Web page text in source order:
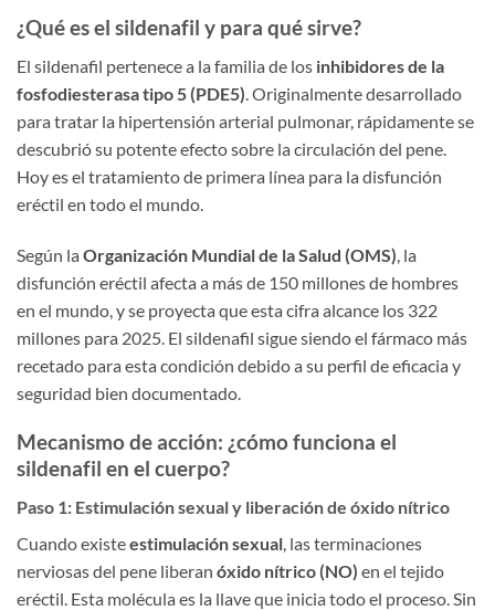
¿Qué es el sildenafil y para qué sirve?
El sildenafil pertenece a la familia de los inhibidores de la
fosfodiesterasa tipo 5 (PDE5). Originalmente desarrollado
para tratar la hipertensión arterial pulmonar, rápidamente se
descubrió su potente efecto sobre la circulación del pene.
Hoy es el tratamiento de primera línea para la disfunción
eréctil en todo el mundo.
Según la Organización Mundial de la Salud (OMS) , la
disfunción eréctil afecta a más de 150 millones de hombres
en el mundo, y se proyecta que esta cifra alcance los 322
millones para 2025. El sildenafil sigue siendo el fármaco más
recetado para esta condición debido a su perfil de eficacia y
seguridad bien documentado.
Mecanismo de acción: ¿cómo funciona el
sildenafil en el cuerpo?
Paso 1: Estimulación sexual y liberación de óxido nítrico
Cuando existeestimulación sexual, las terminaciones
nerviosas del pene liberan óxido nítrico (NO) en el tejido
eréctil. Esta molécula es la llave que inicia todo el proceso. Sin